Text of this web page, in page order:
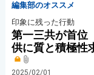
編集部のオススメ
印象に残った行動
第一三共が首
供に質と積極性
2025/02/01